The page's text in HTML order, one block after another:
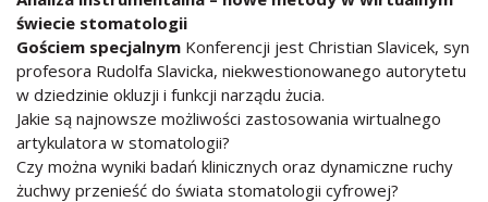
świecie stomatologii
Gościem specjalnym Konferencji jest Christian Slavicek, syn
profesora Rudolfa Slavicka, niekwestionowanego autorytetu
w dziedzinie okluzji i funkcji narządu żucia.
Jakie są najnowsze możliwości zastosowania wirtualnego
artykulatora w stomatologii?
Czy można wyniki badań klinicznych oraz dynamiczne ruchy
żuchwy przenieść do świata stomatologii cyfrowej?